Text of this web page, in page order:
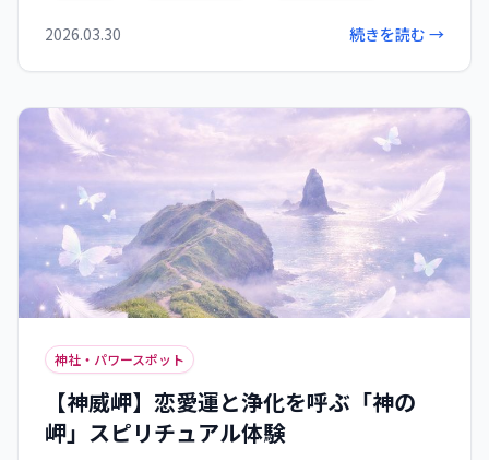
ッセージを届けます。アクセス情報や効果的な過ご
し方を参考に、この神秘的な場所で心のリフレッ
2026.03.30 続きを読む →
神社・パワースポット
【神威岬】恋愛運と浄化を呼ぶ「神の
岬」スピリチュアル体験